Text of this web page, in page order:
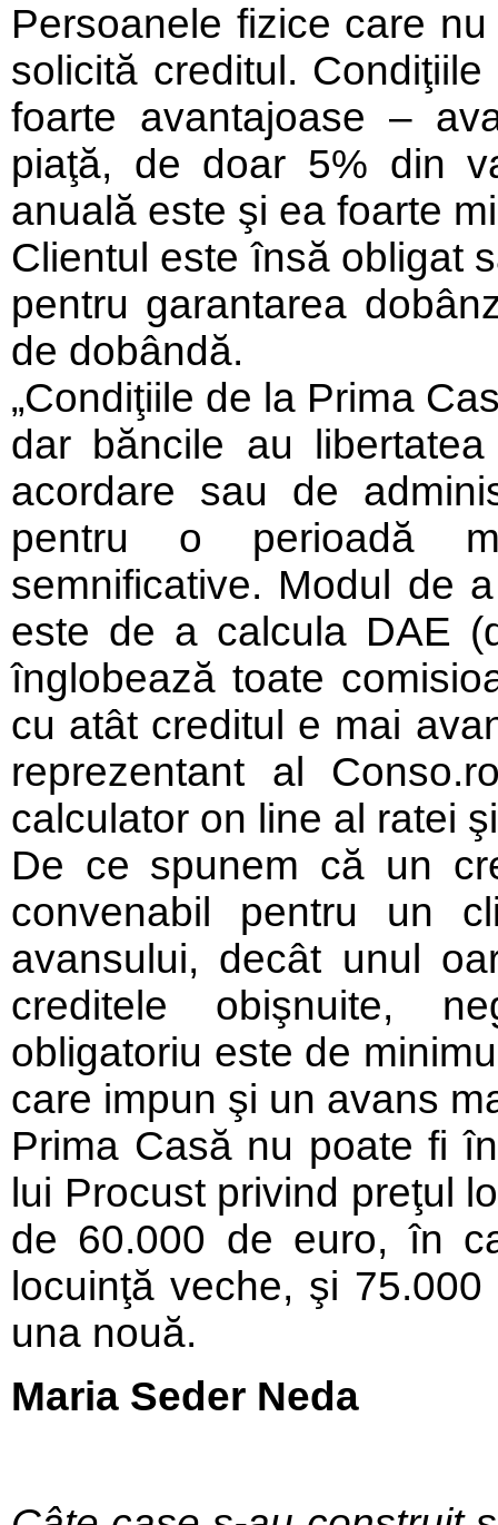
Persoanele fizice care
solicită creditul.
foarte avantajoase –
piaţă, de doar 5% din
anuală este şi ea foarte
Clientul este însă obligat
pentru garantarea
de dobândă.
„Condiţiile de la Prima
dar băncile au
acordare sau de
pentru o perioadă
semnificative. Modul de
este de a calcula DAE
înglobează toate
cu atât creditul e mai
reprezentant al
calculator on line al ratei
De ce spunem că un
convenabil pentru un
avansului, decât unul
creditele obişnuite,
obligatoriu este de
care impun şi un avans
Prima Casă nu poate fi
lui Procust privind preţul
de 60.000 de euro, în
locuinţă veche, şi
una nouă.
Maria Seder Neda